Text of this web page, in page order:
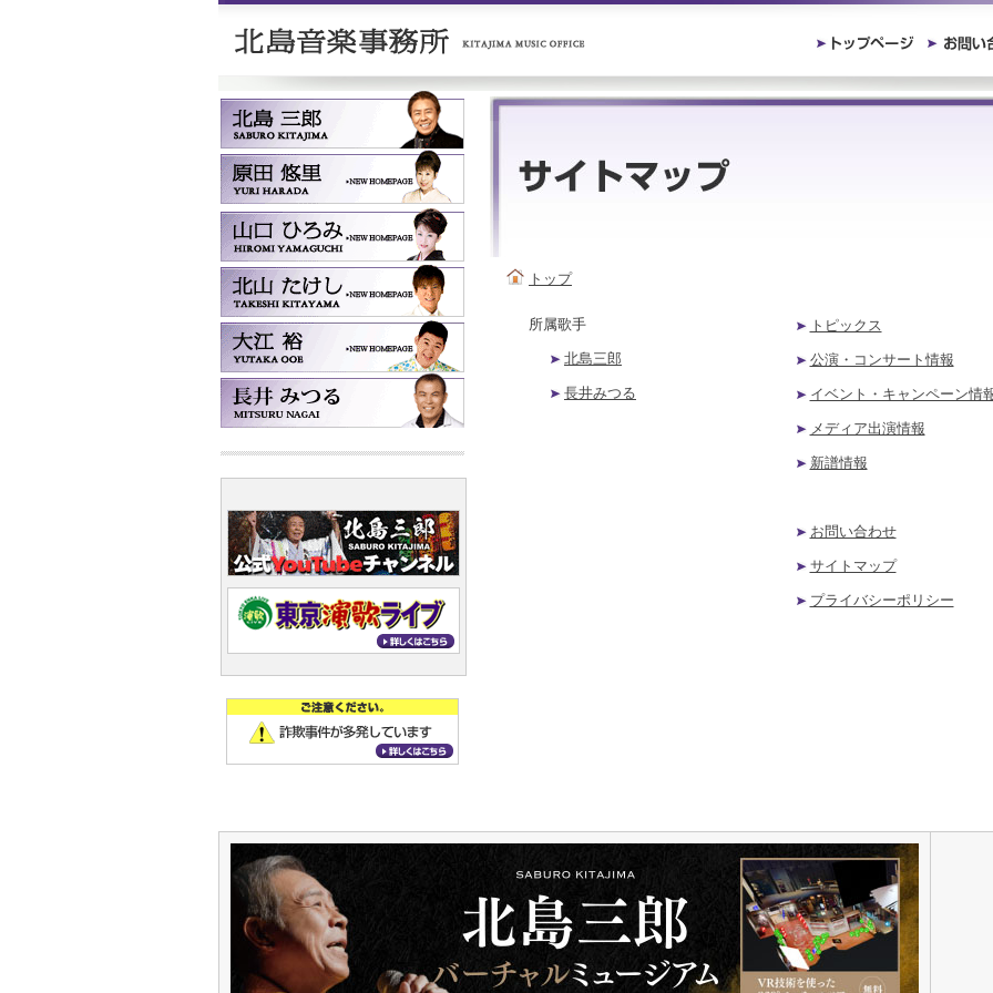
トップ
所属歌手
北島三郎
長井みつる
トピックス
公演・コンサート情報
イベント・キャンペーン情
メディア出演情報
新譜情報
お問い合わせ
サイトマップ
プライバシーポリシー